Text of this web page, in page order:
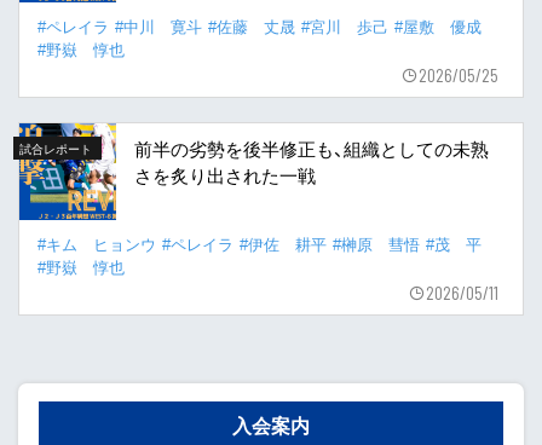
#ペレイラ #中川 寛斗 #佐藤 丈晟 #宮川 歩己 #屋敷 優成
#野嶽 惇也
2026/05/25
試合レポート
前半の劣勢を後半修正も、組織としての未熟
さを炙り出された一戦
#キム ヒョンウ #ペレイラ #伊佐 耕平 #榊原 彗悟 #茂 平
#野嶽 惇也
2026/05/11
入会案内